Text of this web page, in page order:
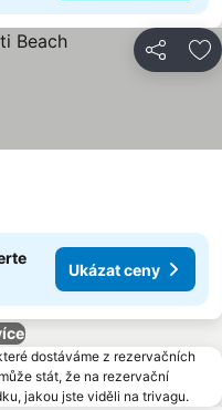
Sdílet
Ukázat ceny
dostáváme z rezervačních
stát, že na rezervační
jakou jste viděli na trivagu.